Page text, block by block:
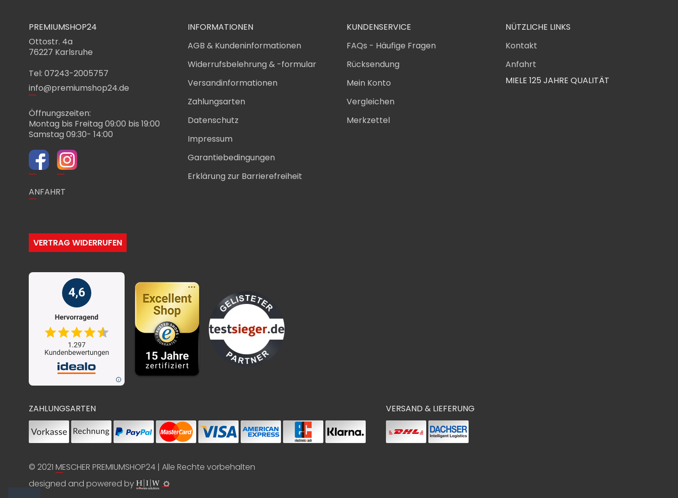
PREMIUMSHOP24
Ottostr. 4a
76227 Karlsruhe
Tel: 07243-2005757
info@premiumshop24.de
Öffnungszeiten:
Montag bis Freitag 09:00 bis 19:00
Samstag 09:30- 14:00
ANFAHRT
INFORMATIONEN
AGB & Kundeninformationen
Widerrufsbelehrung & -formular
Versandinformationen
Zahlungsarten
Datenschutz
Impressum
Garantiebedingungen
Erklärung zur Barrierefreiheit
KUNDENSERVICE
FAQs - Häufige Fragen
Rücksendung
Mein Konto
Vergleichen
Merkzettel
NÜTZLICHE LINKS
Kontakt
Anfahrt
MIELE 125 JAHRE QUALITÄT
VERTRAG WIDERRUFEN
ZAHLUNGSARTEN VERSAND & LIEFERUNG
© 2021 MESCHER PREMIUMSHOP24 | Alle Rechte vorbehalten
designed and powered by